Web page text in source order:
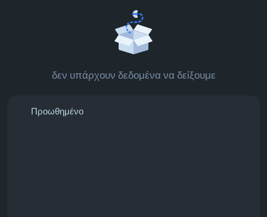
δεν υπάρχουν δεδομένα να δείξουμε
Προωθημένο